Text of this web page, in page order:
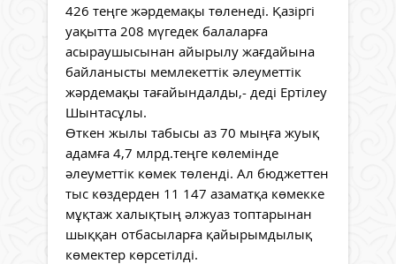
426 теңге жәрдемақы төленеді. Қазіргі
уақытта 208 мүгедек балаларға
асыраушысынан айырылу жағдайына
байланысты мемлекеттік әлеуметтік
жәрдемақы тағайындалды,- деді Ертілеу
Шынтасұлы.
Өткен жылы табысы аз 70 мыңға жуық
адамға 4,7 млрд.теңге көлемінде
әлеуметтік көмек төленді. Ал бюджеттен
тыс көздерден 11 147 азаматқа көмекке
мұқтаж халықтың әлжуаз топтарынан
шыққан отбасыларға қайырымдылық
көмектер көрсетілді.